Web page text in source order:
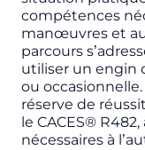
compétences
manœuvres et
parcours
utiliser un engin
ou
réserve de
le CACES®
nécessaires à